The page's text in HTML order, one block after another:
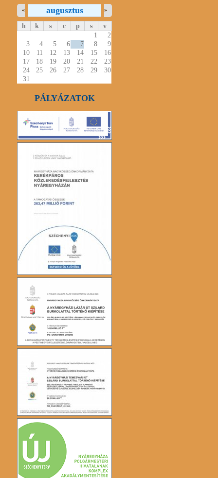
augusztus
« »
h k s c p s
v
1
2
3
4 5 6 7 8
9
10
11 12 13 14 15
16
17
18 19 20 21 22
23
24
25 26 27 28 29
30
31
PÁLYÁZATOK